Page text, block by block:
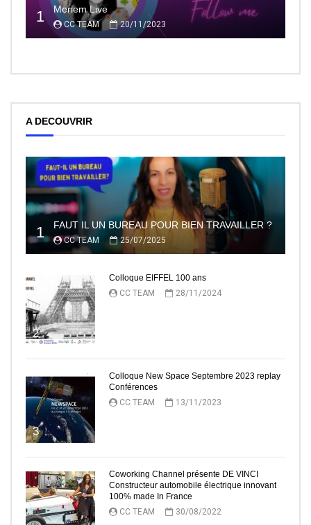
1 Meriem Live
CC TEAM 20/11/2023
A DECOUVRIR
1 FAUT IL UN BUREAU POUR BIEN TRAVAILLER ?
CC TEAM 25/07/2025
2
Colloque EIFFEL 100 ans
CC TEAM
28/11/2024
3
Colloque New Space Septembre 2023 replay
Conférences
CC TEAM
13/11/2023
Coworking Channel présente DE VINCI
Constructeur automobile électrique innovant
100% made In France
CC TEAM
30/08/2022